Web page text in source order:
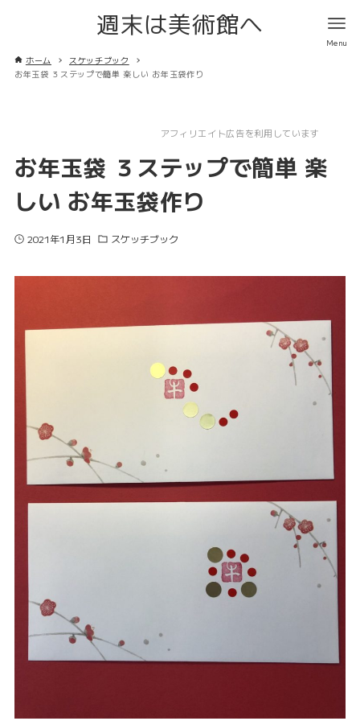
週末は美術館へ
ホーム
スケッチブック
お年玉袋 ３ステップで簡単 楽しい お年玉袋作り
アフィリエイト広告を利用しています
お年玉袋 ３ステップで簡単 楽
しい お年玉袋作り
2021年1月3日 スケッチブック